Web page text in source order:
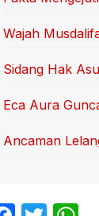
Wajah
Sidang Hak
Eca Aura
Ancaman